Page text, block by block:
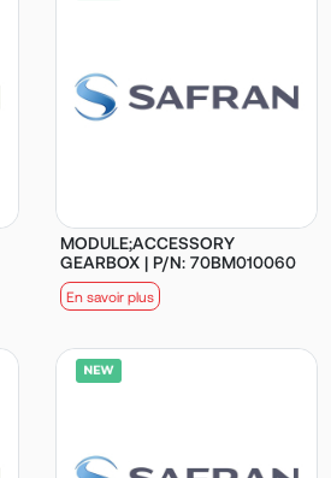
MODULE;ACCESSORY
GEARBOX | P/N: 70BM010060
En savoir plus